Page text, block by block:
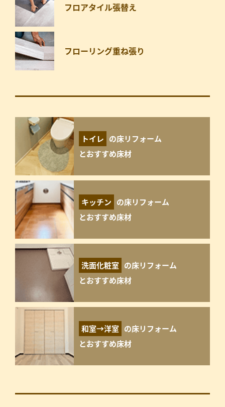
フロアタイル張替え
フローリング重ね張り
トイレ の床リフォーム
とおすすめ床材
キッチン の床リフォーム
とおすすめ床材
洗面化粧室 の床リフォーム
とおすすめ床材
和室→洋室 の床リフォーム
とおすすめ床材